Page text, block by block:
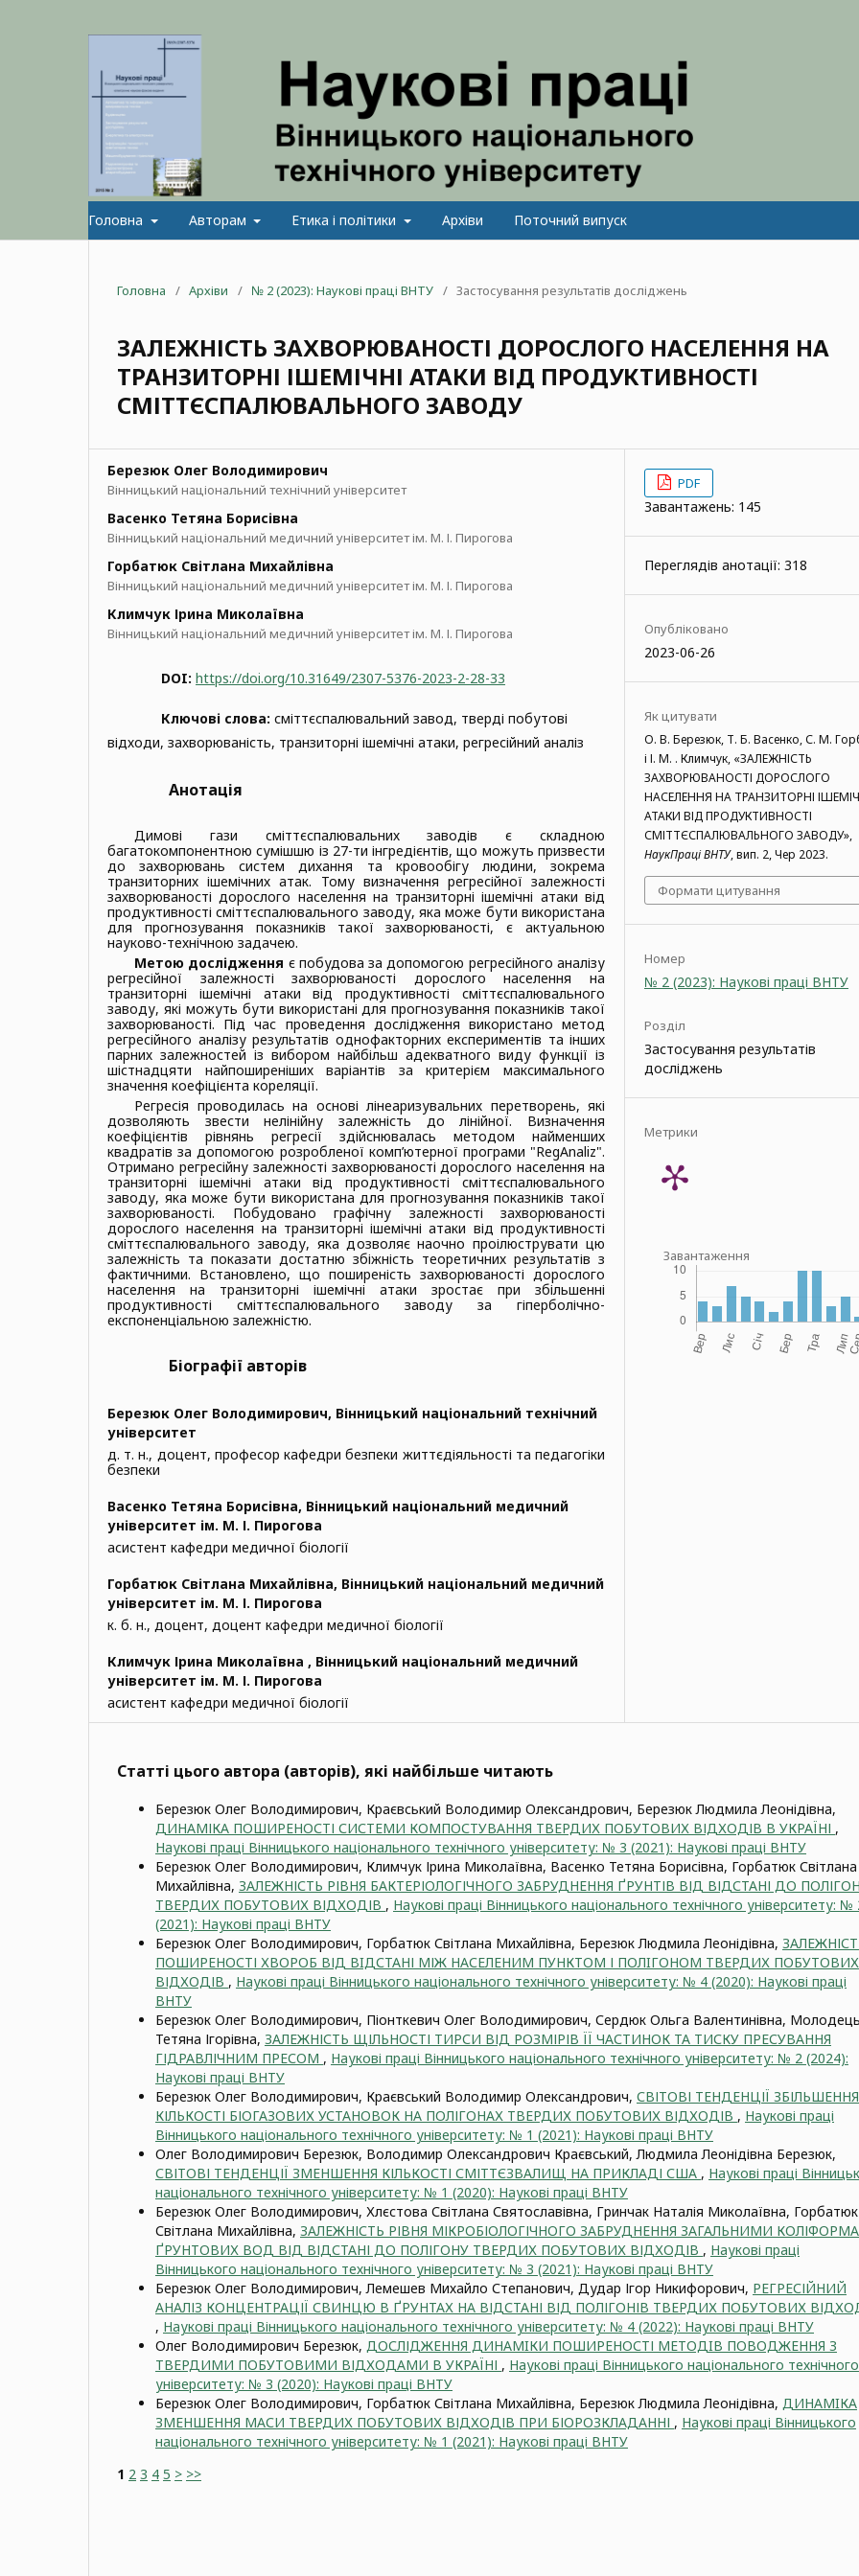
Головна Авторам Етика і політики Архіви Поточний випуск
Головна / Архіви / № 2 (2023): Наукові праці ВНТУ / Застосування результатів досліджень
ЗАЛЕЖНІСТЬ ЗАХВОРЮВАНОСТІ ДОРОСЛОГО НАСЕЛЕННЯ НА
ТРАНЗИТОРНІ ІШЕМІЧНІ АТАКИ ВІД ПРОДУКТИВНОСТІ
СМІТТЄСПАЛЮВАЛЬНОГО ЗАВОДУ
Березюк Олег Володимирович
Вінницький національний технічний університет
Васенко Тетяна Борисівна
Вінницький національний медичний університет ім. М. І. Пирогова
Горбатюк Світлана Михайлівна
Вінницький національний медичний університет ім. М. І. Пирогова
Климчук Ірина Миколаївна
Вінницький національний медичний університет ім. М. І. Пирогова
DOI: https://doi.org/10.31649/2307-5376-2023-2-28-33
Ключові слова: сміттєспалювальний завод, тверді побутові
відходи, захворюваність, транзиторні ішемічні атаки, регресійний аналіз
Анотація
Димові гази сміттєспалювальних заводів є складною
багатокомпонентною сумішшю із 27-ти інгредієнтів, що можуть призвести
до захворювань систем дихання та кровообігу людини, зокрема
транзиторних ішемічних атак. Тому визначення регресійної залежності
захворюваності дорослого населення на транзиторні ішемічні атаки від
продуктивності сміттєспалювального заводу, яка може бути використана
для прогнозування показників такої захворюваності, є актуальною
науково-технічною задачею.
Метою дослідження є побудова за допомогою регресійного аналізу
регресійної залежності захворюваності дорослого населення на
транзиторні ішемічні атаки від продуктивності сміттєспалювального
заводу, які можуть бути використані для прогнозування показників такої
захворюваності. Під час проведення дослідження використано метод
регресійного аналізу результатів однофакторних експериментів та інших
парних залежностей із вибором найбільш адекватного виду функції із
шістнадцяти найпоширеніших варіантів за критерієм максимального
значення коефіцієнта кореляції.
Регресія проводилась на основі лінеаризувальних перетворень, які
дозволяють звести нелінійну залежність до лінійної. Визначення
коефіцієнтів рівнянь регресії здійснювалась методом найменших
квадратів за допомогою розробленої комп’ютерної програми "RegAnaliz".
Отримано регресійну залежності захворюваності дорослого населення на
транзиторні ішемічні атаки від продуктивності сміттєспалювального
заводу, яка може бути використана для прогнозування показників такої
захворюваності. Побудовано графічну залежності захворюваності
дорослого населення на транзиторні ішемічні атаки від продуктивності
сміттєспалювального заводу, яка дозволяє наочно проілюструвати цю
залежність та показати достатню збіжність теоретичних результатів з
фактичними. Встановлено, що поширеність захворюваності дорослого
населення на транзиторні ішемічні атаки зростає при збільшенні
продуктивності сміттєспалювального заводу за гіперболічно-
експоненціальною залежністю.
Біографії авторів
Березюк Олег Володимирович, Вінницький національний технічний
університет
д. т. н., доцент, професор кафедри безпеки життєдіяльності та педагогіки
безпеки
Васенко Тетяна Борисівна, Вінницький національний медичний
університет ім. М. І. Пирогова
асистент кафедри медичної біології
Горбатюк Світлана Михайлівна, Вінницький національний медичний
університет ім. М. І. Пирогова
к. б. н., доцент, доцент кафедри медичної біології
Климчук Ірина Миколаївна , Вінницький національний медичний
університет ім. М. І. Пирогова
асистент кафедри медичної біології
PDF
Завантажень: 145
Переглядів анотації: 318
Опубліковано
2023-06-26
Як цитувати
О. В. Березюк, Т. Б. Васенко, С. М.
і І. М. . Климчук, «ЗАЛЕЖНІСТЬ
ЗАХВОРЮВАНОСТІ ДОРОСЛОГО
НАСЕЛЕННЯ НА ТРАНЗИТОРНІ
АТАКИ ВІД ПРОДУКТИВНОСТІ
СМІТТЄСПАЛЮВАЛЬНОГО ЗАВОДУ»,
НаукПраці ВНТУ, вип. 2, Чер 2023.
Формати цитування
Номер
№ 2 (2023): Наукові праці ВНТУ
Розділ
Застосування результатів
досліджень
Метрики
Завантаження
Статті цього автора (авторів), які найбільше читають
Березюк Олег Володимирович, Краєвський Володимир Олександрович, Березюк Людмила Леонідівна,
ДИНАМІКА ПОШИРЕНОСТІ СИСТЕМИ КОМПОСТУВАННЯ ТВЕРДИХ ПОБУТОВИХ ВІДХОДІВ В УКРАЇНІ ,
Наукові праці Вінницького національного технічного університету: № 3 (2021): Наукові праці ВНТУ
Березюк Олег Володимирович, Климчук Ірина Миколаївна, Васенко Тетяна Борисівна, Горбатюк Світлана
Михайлівна, ЗАЛЕЖНІСТЬ РІВНЯ БАКТЕРІОЛОГІЧНОГО ЗАБРУДНЕННЯ ҐРУНТІВ ВІД ВІДСТАНІ ДО
ТВЕРДИХ ПОБУТОВИХ ВІДХОДІВ , Наукові праці Вінницького національного технічного університету: №
(2021): Наукові праці ВНТУ
Березюк Олег Володимирович, Горбатюк Світлана Михайлівна, Березюк Людмила Леонідівна,
ПОШИРЕНОСТІ ХВОРОБ ВІД ВIДСТАНІ МІЖ НАСЕЛЕНИМ ПУНКТОМ І ПОЛIГОНОМ ТВЕРДИХ ПОБУТОВИХ
ВІДХОДІВ , Наукові праці Вінницького національного технічного університету: № 4 (2020): Наукові праці
ВНТУ
Березюк Олег Володимирович, Піонткевич Олег Володимирович, Сердюк Ольга Валентинівна,
Тетяна Ігорівна, ЗАЛЕЖНІСТЬ ЩІЛЬНОСТІ ТИРСИ ВІД РОЗМІРІВ ЇЇ ЧАСТИНОК ТА ТИСКУ ПРЕСУВАННЯ
ГІДРАВЛІЧНИМ ПРЕСОМ , Наукові праці Вінницького національного технічного університету: № 2 (2024):
Наукові праці ВНТУ
Березюк Олег Володимирович, Краєвський Володимир Олександрович, СВІТОВІ ТЕНДЕНЦІЇ ЗБІЛЬШЕННЯ
КІЛЬКОСТІ БІОГАЗОВИХ УСТАНОВОК НА ПОЛІГОНАХ ТВЕРДИХ ПОБУТОВИХ ВІДХОДІВ , Наукові праці
Вінницького національного технічного університету: № 1 (2021): Наукові праці ВНТУ
Олег Володимирович Березюк, Володимир Олександрович Краєвський, Людмила Леонідівна Березюк,
СВІТОВІ ТЕНДЕНЦІЇ ЗМЕНШЕННЯ КІЛЬКОСТІ СМІТТЄЗВАЛИЩ НА ПРИКЛАДІ США , Наукові праці
національного технічного університету: № 1 (2020): Наукові праці ВНТУ
Березюк Олег Володимирович, Хлєстова Світлана Святославівна, Гринчак Наталія Миколаївна, Горбатюк
Світлана Михайлівна, ЗАЛЕЖНІСТЬ РІВНЯ МІКРОБІОЛОГІЧНОГО ЗАБРУДНЕННЯ ЗАГАЛЬНИМИ
ҐРУНТОВИХ ВОД ВІД ВІДСТАНІ ДО ПОЛІГОНУ ТВЕРДИХ ПОБУТОВИХ ВІДХОДІВ , Наукові праці
Вінницького національного технічного університету: № 3 (2021): Наукові праці ВНТУ
Березюк Олег Володимирович, Лемешев Михайло Степанович, Дудар Ігор Никифорович, РЕГРЕСІЙНИЙ
АНАЛІЗ КОНЦЕНТРАЦІЇ СВИНЦЮ В ҐРУНТАХ НА ВІДСТАНІ ВІД ПОЛІГОНІВ ТВЕРДИХ ПОБУТОВИХ
, Наукові праці Вінницького національного технічного університету: № 4 (2022): Наукові праці ВНТУ
Олег Володимирович Березюк, ДОСЛІДЖЕННЯ ДИНАМIКИ ПОШИРЕНОСТІ МЕТОДIВ ПОВОДЖЕННЯ З
ТВЕРДИМИ ПОБУТОВИМИ ВІДХОДАМИ В УКРАЇНІ , Наукові праці Вінницького національного технічного
університету: № 3 (2020): Наукові праці ВНТУ
Березюк Олег Володимирович, Горбатюк Світлана Михайлівна, Березюк Людмила Леонідівна, ДИНАМIКА
ЗМЕНШЕННЯ МАСИ ТВЕРДИХ ПОБУТОВИХ ВІДХОДІВ ПРИ БІОРОЗКЛАДАННІ , Наукові праці Вінницького
національного технічного університету: № 1 (2021): Наукові праці ВНТУ
1 2 3 4 5 > >>